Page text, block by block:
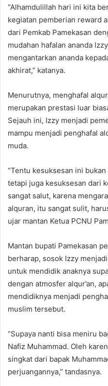
“Alhamdulillah hari ini kita
kegiatan pemberian reward
dari Pemkab Pamekasan
mudahan hafalan ananda
mengantarkan ananda
akhirat,” katanya.
Menurutnya, menghafal
merupakan prestasi luar
Sejauh ini, Izzy menjadi
mampu menjadi penghafal
muda.
“Tentu kesuksesan ini
tetapi juga kesuksesan dari
sangat salut, karena
alquran, itu sangat sulit,
ujar mantan Ketua PCNU
Mantan bupati Pamekasan
berharap, sosok Izzy
untuk mendidik anaknya
dengan atmosfer alqur’an,
mendidiknya menjadi
muslim tersebut.
“Supaya nanti bisa meniru
Nafiz Muhammad. Oleh
singkat dari bapak
perjuangannya,” tandasnya.